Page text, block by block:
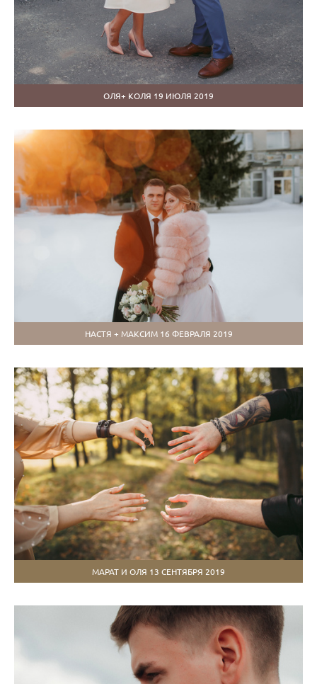
ОЛЯ+ КОЛЯ 19 ИЮЛЯ 2019
НАСТЯ + МАКСИМ 16 ФЕВРАЛЯ 2019
МАРАТ И ОЛЯ 13 СЕНТЯБРЯ 2019